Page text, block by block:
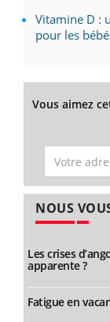
Vitamine D :
pour les
Vous aimez
NOUS
Les crises
apparente ?
Fatigue en